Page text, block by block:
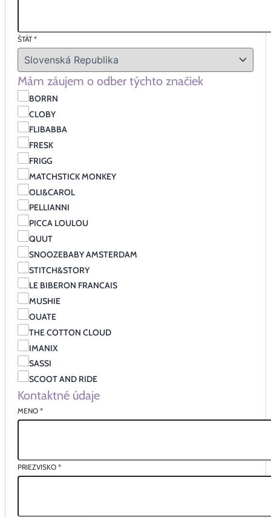
ŠTÁT*
Mám záujem o odber týchto značiek
BORRN
CLOBY
FLIBABBA
FRESK
FRIGG
MATCHSTICK MONKEY
OLI&CAROL
PELLIANNI
PICCA LOULOU
QUUT
SNOOZEBABY AMSTERDAM
STITCH&STORY
LE BIBERON FRANCAIS
MUSHIE
OUATE
THE COTTON CLOUD
IMANIX
SASSI
SCOOT AND RIDE
Kontaktné údaje
MENO *
PRIEZVISKO *